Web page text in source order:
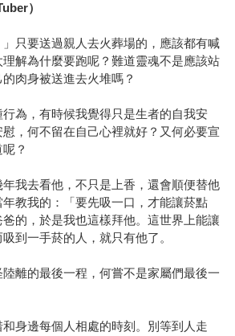
）
」只要送過親人去火葬場的，應該都有喊
解為什麼要跑呢？難道靈魂不是應該站
肉身被送進去火堆嗎？
為，有時候我覺得只是生者的自我安
，何不留在自己心裡就好？又何必要宣
？
我去看他，不只是上香，還會順便替他
教我的：「要先吸一口，才能讓菸點
的，於是我也這樣拜他。這世界上能讓
到一手菸的人，就只有他了。
離的最後一程，何嘗不是家屬們最後一
身邊每個人相處的時刻。別等到人走